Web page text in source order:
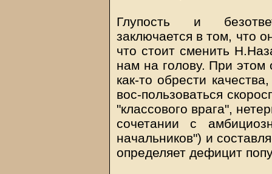
Глупость и
заключается в том, что
что стоит сменить
нам на голову. При этом
как-то обрести
вос-пользоваться
"классового врага",
сочетании с
начальников") и
определяет дефицит